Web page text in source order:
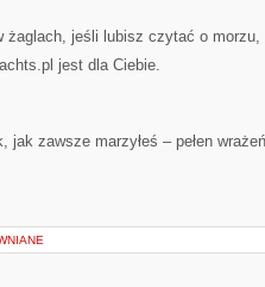
jeśli lubisz czytać o morzu,
jest dla Ciebie.
jak zawsze marzyłeś – pełen